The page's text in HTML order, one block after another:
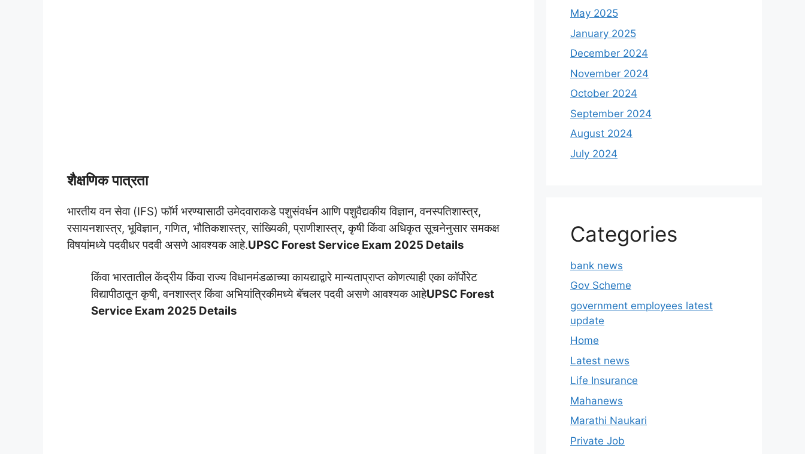
शैक्षणिक पात्रता
भारतीय वन सेवा (IFS) फॉर्म भरण्यासाठी उमेदवाराकडे पशुसंवर्धन आणि पशुवैद्यकीय विज्ञान, वनस्पतिशास्त्र,
रसायनशास्त्र, भूविज्ञान, गणित, भौतिकशास्त्र, सांख्यिकी, प्राणीशास्त्र, कृषी किंवा अधिकृत सूचनेनुसार समकक्ष
विषयांमध्ये पदवीधर पदवी असणे आवश्यक आहे.UPSC Forest Service Exam 2025 Details
किंवाभारतातील केंद्रीय किंवा राज्य विधानमंडळाच्या कायद्याद्वारे मान्यताप्राप्त कोणत्याही एका कॉर्पोरेट
विद्यापीठातून कृषी, वनशास्त्र किंवा अभियांत्रिकीमध्ये बॅचलर पदवी असणे आवश्यक आहेUPSC Forest
Service Exam 2025 Details
May 2025
January 2025
December 2024
November 2024
October 2024
September 2024
August 2024
July 2024
Categories
bank news
Gov Scheme
government employees latest
update
Home
Latest news
Life Insurance
Mahanews
Marathi Naukari
Private Job